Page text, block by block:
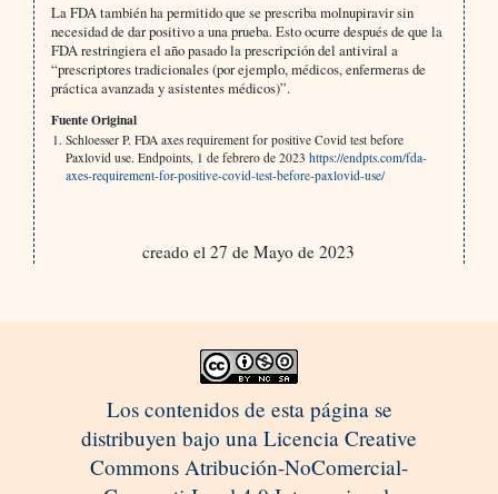
La FDA también ha permitido que se prescriba molnupiravir sin
necesidad de dar positivo a una prueba. Esto ocurre después de que la
FDA restringiera el año pasado la prescripción del antiviral a
“prescriptores tradicionales (por ejemplo, médicos, enfermeras de
práctica avanzada y asistentes médicos)”.
Fuente Original
Schloesser P. FDA axes requirement for positive Covid test before
Paxlovid use. Endpoints, 1 de febrero de 2023 https://endpts.com/fda-
axes-requirement-for-positive-covid-test-before-paxlovid-use/
creado el 27 de Mayo de 2023
Los contenidos de esta página se
distribuyen bajo una Licencia Creative
Commons Atribución-NoComercial-